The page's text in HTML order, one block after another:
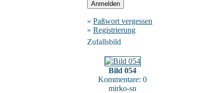
» Paßwort vergessen
» Registrierung
Zufallsbild
Bild 054
Kommentare: 0
mirko-sn